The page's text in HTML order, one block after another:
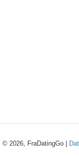
© 2026, FraDatingGo |